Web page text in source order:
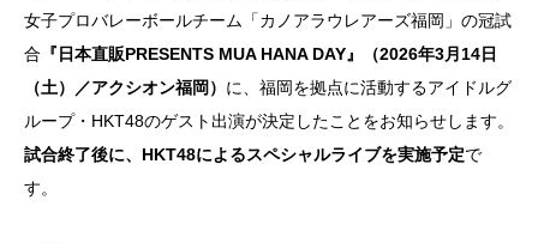
女子プロバレーボールチーム「カノアラウレアーズ福岡」の冠試
合 『日本直販PRESENTS MUA HANA DAY』（2026年3月14日
（土）／アクシオン福岡） に、福岡を拠点に活動するアイドルグ
ループ・HKT48のゲスト出演が決定したことをお知らせします。
試合終了後に、HKT48によるスペシャルライブを実施予定で
す。